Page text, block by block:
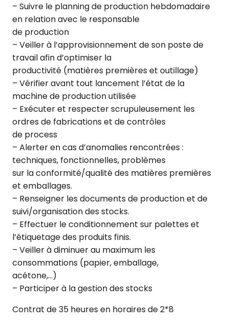
– Suivre le planning de production hebdomadaire
en relation avec le responsable
de production
– Veiller à l’approvisionnement de son poste de
travail afin d’optimiser la
productivité (matières premières et outillage)
– Vérifier avant tout lancement l’état de la
machine de production utilisée
– Exécuter et respecter scrupuleusement les
ordres de fabrications et de contrôles
de process
– Alerter en cas d’anomalies rencontrées :
techniques, fonctionnelles, problèmes
sur la conformité/qualité des matières premières
et emballages.
– Renseigner les documents de production et de
suivi/organisation des stocks.
– Effectuer le conditionnement sur palettes et
l’étiquetage des produits finis.
– Veiller à diminuer au maximum les
consommations (papier, emballage,
acétone,…)
– Participer à la gestion des stocks
Contrat de 35 heures en horaires de 2*8